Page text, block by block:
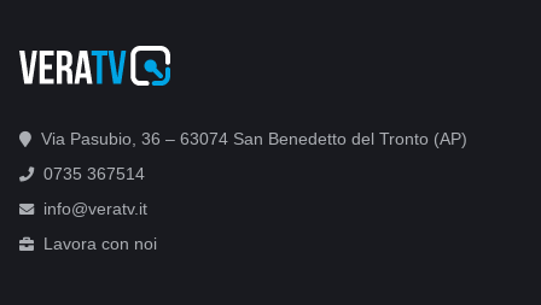
Via Pasubio, 36 – 63074 San Benedetto del Tronto (AP)
0735 367514
info@veratv.it
Lavora con noi